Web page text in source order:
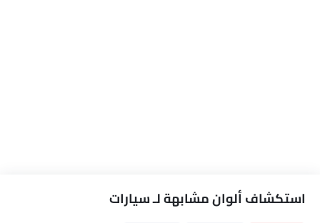
استكشاف ألوان مشابهة لـ سيارات